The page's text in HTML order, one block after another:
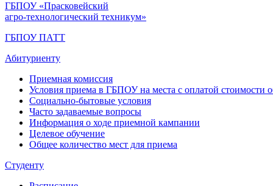
ГБПОУ «Прасковейский
агро-технологический техникум»
ГБПОУ ПАТТ
Абитуриенту
Приемная комиссия
Условия приема в ГБПОУ на места с оплатой стоимости
Социально-бытовые условия
Часто задаваемые вопросы
Информация о ходе приемной кампании
Целевое обучение
Общее количество мест для приема
Студенту